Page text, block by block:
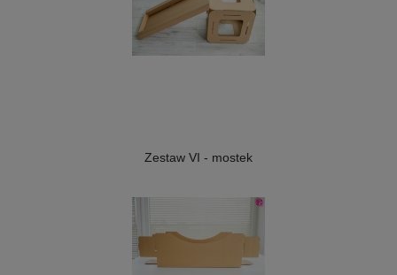
Zestaw VI - mostek